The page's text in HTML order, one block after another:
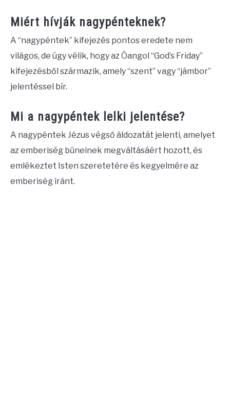
Miért hívják nagypénteknek?
A “nagypéntek” kifejezés pontos eredete nem
világos, de úgy vélik, hogy az Óangol “God’s Friday”
kifejezésből származik, amely “szent” vagy “jámbor”
jelentéssel bír.
Mi a nagypéntek lelki jelentése?
A nagypéntek Jézus végső áldozatát jelenti, amelyet
az emberiség bűneinek megváltásáért hozott, és
emlékeztet Isten szeretetére és kegyelmére az
emberiség iránt.